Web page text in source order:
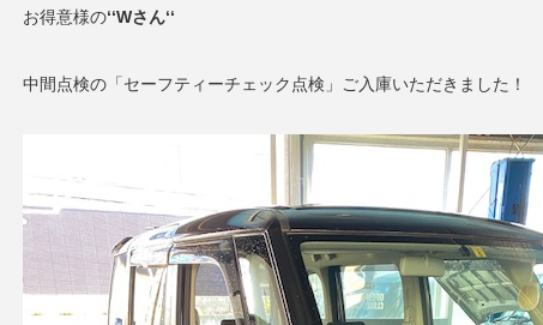
お得意様の‘‘Wさん‘‘
中間点検の「セーフティーチェック点検」ご入庫いただきました！